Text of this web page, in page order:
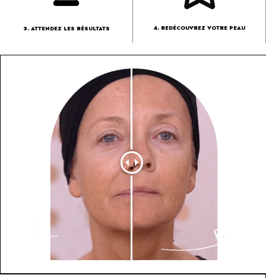
3. ATTENDEZ LES RÉSULTATS 4. REDÉCOUVREZ VOTRE PEAU